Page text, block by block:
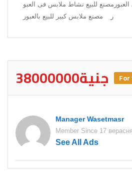
مصنع للبيع نشاط ملابس فى العبو
ر
مصنع ملابس كبير للبيع بالعبور
38000000جنية For
Manager Wasetmasr
Member Since 17
See All Ads